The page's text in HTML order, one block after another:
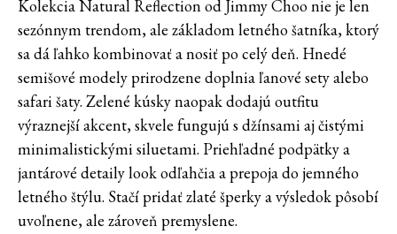
Kolekcia Natural Reflection od Jimmy Choo nie je len
sezónnym trendom, ale základom letného šatníka, ktorý
sa dá ľahko kombinovať a nosiť po celý deň. Hnedé
semišové modely prirodzene doplnia ľanové sety alebo
safari šaty. Zelené kúsky naopak dodajú outfitu
výraznejší akcent, skvele fungujú s džínsami aj čistými
minimalistickými siluetami. Priehľadné podpätky a
jantárové detaily look odľahčia a prepoja do jemného
letného štýlu. Stačí pridať zlaté šperky a výsledok pôsobí
uvoľnene, ale zároveň premyslene.